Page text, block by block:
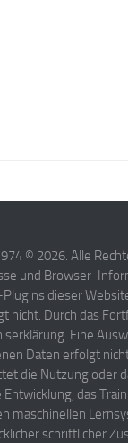
© 2026. Alle
und Browser-
dieser
nicht. Durch das
Eine
Daten erfolgt
die Nutzung oder
das
maschinellen
schriftlicher